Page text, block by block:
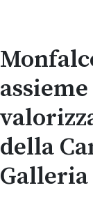
della
Galleria